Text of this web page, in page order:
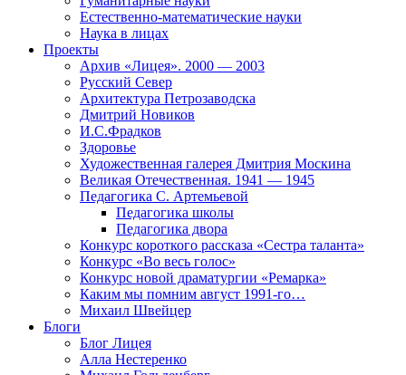
Естественно-математические науки
Наука в лицах
Проекты
Архив «Лицея». 2000 — 2003
Русский Север
Архитектура Петрозаводска
Дмитрий Новиков
И.С.Фрадков
Здоровье
Художественная галерея Дмитрия Москина
Великая Отечественная. 1941 — 1945
Педагогика С. Артемьевой
Педагогика школы
Педагогика двора
Конкурс короткого рассказа «Сестра таланта»
Конкурс «Во весь голос»
Конкурс новой драматургии «Ремарка»
Каким мы помним август 1991-го…
Михаил Швейцер
Блоги
Блог Лицея
Алла Нестеренко